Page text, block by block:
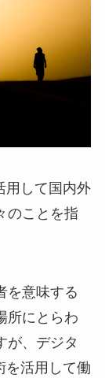
用して国内外
のことを指
を意味する
所にとらわ
が、デジタ
を活用して働